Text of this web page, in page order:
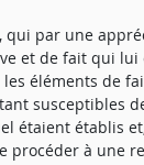
qui par une
et de fait qui lui
éléments de
susceptibles
étaient établis
procéder à une